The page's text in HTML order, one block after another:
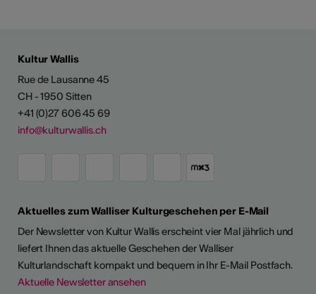
Kultur Wallis
Rue de Lausanne 45
CH - 1950 Sitten
+41 (0)27 606 45 69
info@kulturwallis.ch
Aktuelles zum Walliser Kulturgeschehen per E-Mail
Der Newsletter von Kultur Wallis erscheint vier Mal jährlich und
liefert Ihnen das aktuelle Geschehen der Walliser
Kulturlandschaft kompakt und bequem in Ihr E-Mail Postfach.
Aktuelle Newsletter ansehen